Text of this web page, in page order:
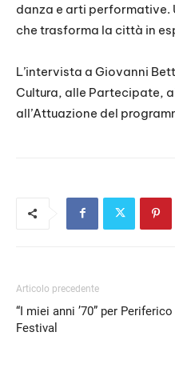
danza e arti performative.
che trasforma la città in
L’intervista a Giovanni
Cultura, alle Partecipate,
all’Attuazione del
Articolo precedente
“I miei anni ’70” per Periferico
Festival